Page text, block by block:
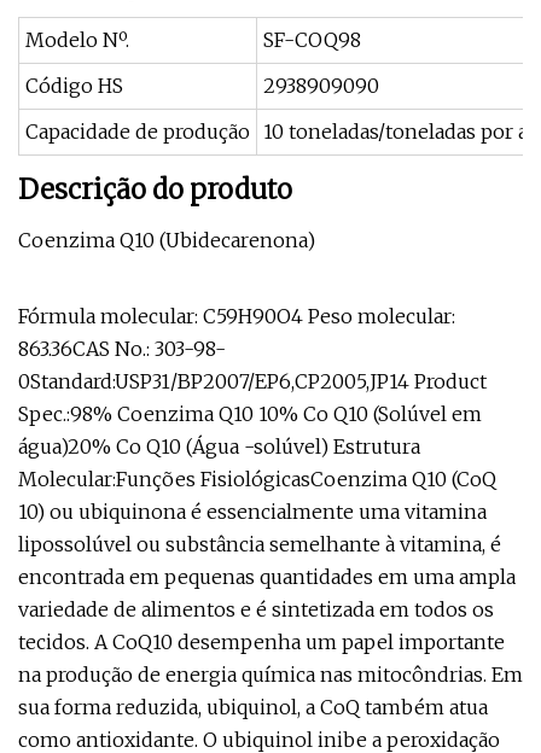
Modelo Nº.
SF-COQ98
Código HS
2938909090
Capacidade de produção 10 toneladas/toneladas por
Descrição do produto
Coenzima Q10 (Ubidecarenona)
Fórmula molecular: C59H90O4 Peso molecular:
863.36CAS No.: 303-98-
0Standard:USP31/BP2007/EP6,CP2005,JP14 Product
Spec.:98% Coenzima Q10 10% Co Q10 (Solúvel em
água)20% Co Q10 (Água -solúvel) Estrutura
Molecular:Funções FisiológicasCoenzima Q10 (CoQ
10) ou ubiquinona é essencialmente uma vitamina
lipossolúvel ou substância semelhante à vitamina, é
encontrada em pequenas quantidades em uma ampla
variedade de alimentos e é sintetizada em todos os
tecidos. A CoQ10 desempenha um papel importante
na produção de energia química nas mitocôndrias. Em
sua forma reduzida, ubiquinol, a CoQ também atua
como antioxidante. O ubiquinol inibe a peroxidação